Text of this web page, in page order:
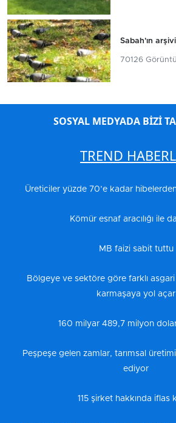
Sabah'ın
70126
SOSYAL MEDYADA BİZİ
TREND
Üreticiler yüzde 70’e kadar
Kömür esnaf aracılığı ile
MB faizi sabit tuttu
Bölgeye ve sektöre göre farklı
karmaşaya yol açar
160 milyar 489,7 milyon
Peşpeşe gelen zamlar, tarımsal
ediyor
115 şirket hakkında iflas